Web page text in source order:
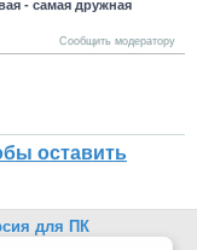
- самая дружная
Сообщить модератору
оставить
для ПК